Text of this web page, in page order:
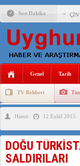
Son Dakika
Genel Tarih
TV Rehberi
Uygurlarda Düğün ve
Hamit 12 Eylül 2015
DOĞU
SALDIRILARI